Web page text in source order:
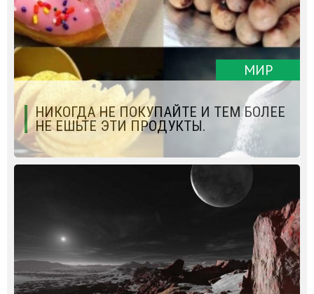
МИР
НИКОГДА НЕ ПОКУПАЙТЕ И ТЕМ БОЛЕЕ
НЕ ЕШЬТЕ ЭТИ ПРОДУКТЫ.